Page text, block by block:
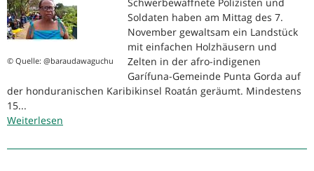
an
Tesla
abgeben
© Quelle: @baraudawaguchu
Schwerbewaffnete Polizisten und
Soldaten haben am Mittag des 7.
November gewaltsam ein Landstück
mit einfachen Holzhäusern und
Zelten in der afro-indigenen
Garífuna-Gemeinde Punta Gorda auf
der honduranischen Karibikinsel Roatán geräumt. Mindestens
15...
Weiterlesen
in